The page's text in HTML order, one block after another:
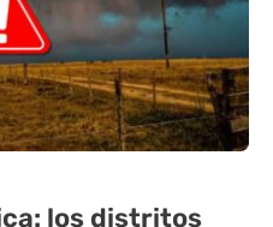
los distritos